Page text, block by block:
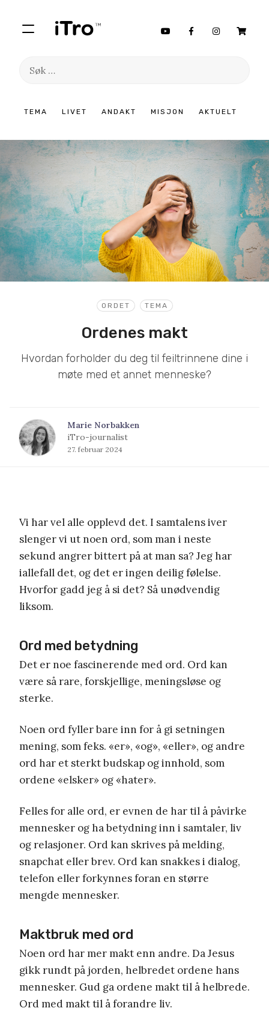
TEMA LIVET ANDAKT MISJON AKTUELT
Søk
innhold
ORDET TEMA
Ordenes makt
Hvordan forholder du deg til feiltrinnene dine i
møte med et annet menneske?
Marie Norbakken
iTro-journalist
27. februar 2024
Vi har vel alle opplevd det. I samtalens iver
slenger vi ut noen ord, som man i neste
sekund angrer bittert på at man sa? Jeg har
iallefall det, og det er ingen deilig følelse.
Hvorfor gadd jeg å si det? Så unødvendig
liksom.
Ord med betydning
Det er noe fascinerende med ord. Ord kan
være så rare, forskjellige, meningsløse og
sterke.
Noen ord fyller bare inn for å gi setningen
mening, som feks. «er», «og», «eller», og andre
ord har et sterkt budskap og innhold, som
ordene «elsker» og «hater».
Felles for alle ord, er evnen de har til å påvirke
mennesker og ha betydning inn i samtaler, liv
og relasjoner. Ord kan skrives på melding,
snapchat eller brev. Ord kan snakkes i dialog,
telefon eller forkynnes foran en større
mengde mennesker.
Maktbruk med ord
Noen ord har mer makt enn andre. Da Jesus
gikk rundt på jorden, helbredet ordene hans
mennesker. Gud ga ordene makt til å helbrede.
Ord med makt til å forandre liv.